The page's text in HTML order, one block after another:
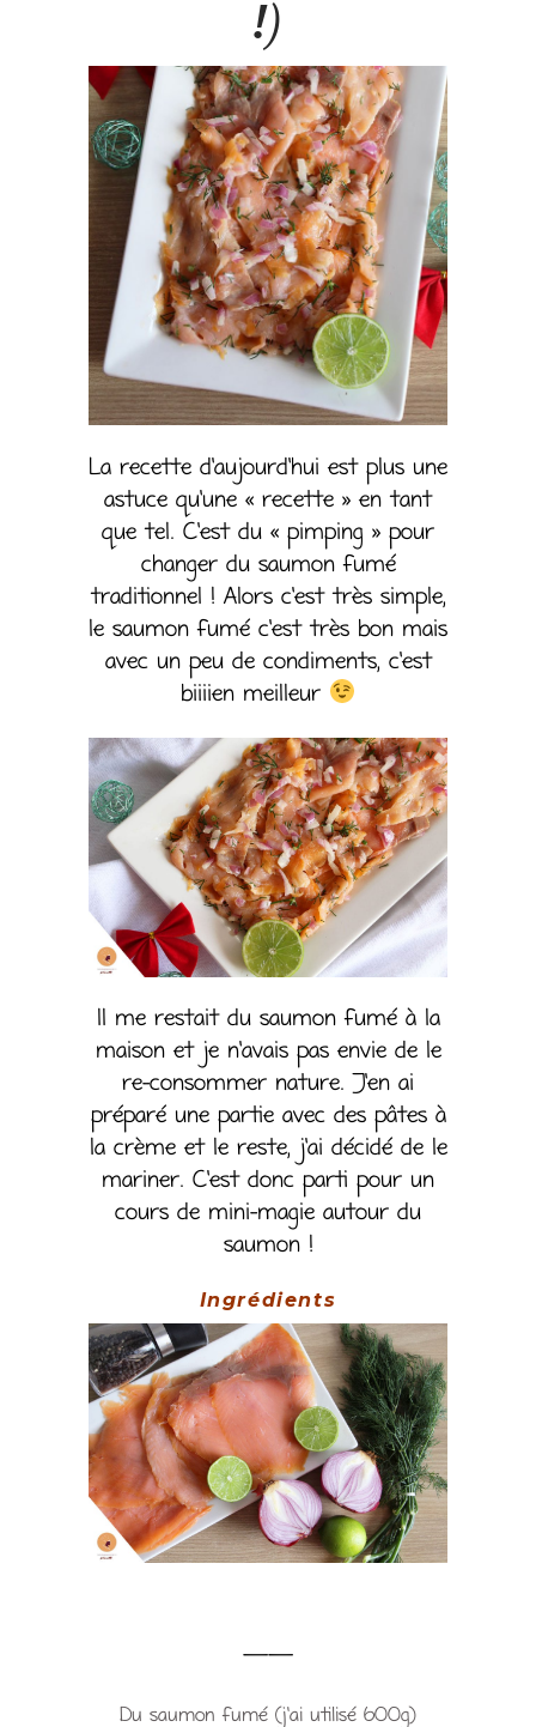
!)
La recette d’aujourd’hui est plus une
astuce qu’une « recette » en tant
que tel. C’est du « pimping » pour
changer du saumon fumé
traditionnel ! Alors c’est très simple,
le saumon fumé c’est très bon mais
avec un peu de condiments, c’est
biiiien meilleur
Il me restait du saumon fumé à la
maison et je n’avais pas envie de le
re-consommer nature. J’en ai
préparé une partie avec des pâtes à
la crème et le reste, j’ai décidé de le
mariner. C’est donc parti pour un
cours de mini-magie autour du
saumon !
Ingrédients
——
Du saumon fumé (j’ai utilisé 600g)